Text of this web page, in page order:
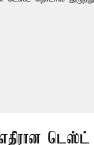
டெஸ்ட்